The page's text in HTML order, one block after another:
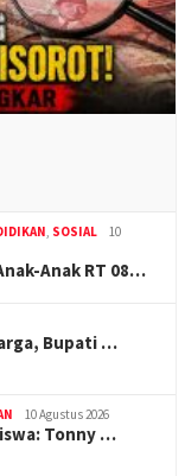
SOSIAL
10
Anak RT 08…
Bupati …
10 Agustus 2026
Tonny …